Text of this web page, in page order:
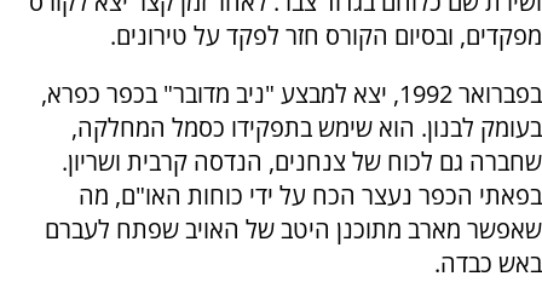
מפקדים, ובסיום הקורס חזר לפקד על טירונים.
בפברואר 1992, יצא למבצע "ניב מדובר" בכפר כפרא,
בעומק לבנון. הוא שימש בתפקידו כסמל המחלקה,
שחברה גם לכוח של צנחנים, הנדסה קרבית ושריון.
בפאתי הכפר נעצר הכח על ידי כוחות האו"ם, מה
שאפשר מארב מתוכנן היטב של האויב שפתח לעברם
באש כבדה.